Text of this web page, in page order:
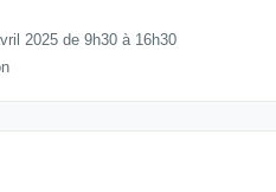
2025 de 9h30 à 16h30